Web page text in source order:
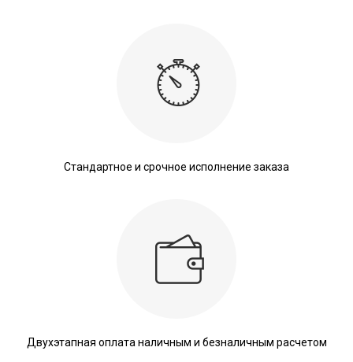
Стандартное и срочное исполнение заказа
Двухэтапная оплата наличным и безналичным расчетом